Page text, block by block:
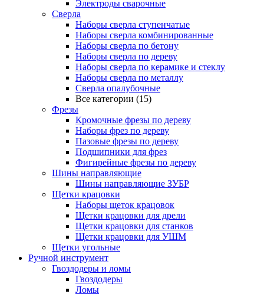
Электроды сварочные
Сверла
Наборы cверла ступенчатые
Наборы сверла комбинированные
Наборы сверла по бетону
Наборы сверла по дереву
Наборы сверла по керамике и стеклу
Наборы сверла по металлу
Сверла опалубочные
Все категории (15)
Фрезы
Кромочные фрезы по дереву
Наборы фрез по дереву
Пазовые фрезы по дереву
Подшипники для фрез
Фигирейные фрезы по дереву
Шины направляющие
Шины направляющие ЗУБР
Щетки крацовки
Наборы щеток крацовок
Щетки крацовки для дрели
Щетки крацовки для станков
Щетки крацовки для УШМ
Щетки угольные
Ручной инструмент
Гвоздодеры и ломы
Гвоздодеры
Ломы